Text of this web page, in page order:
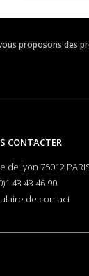
proposons des
CONTACTER
de lyon 75012
43 43 46 90
de contact